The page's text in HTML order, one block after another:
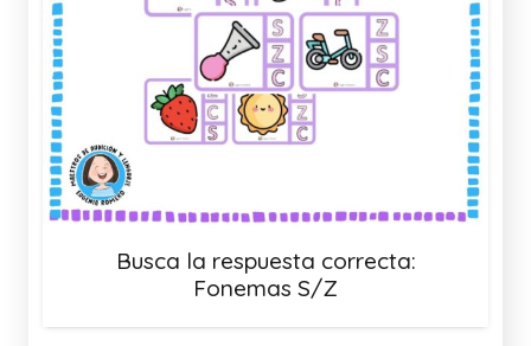
Busca la respuesta correcta:
Fonemas S/Z